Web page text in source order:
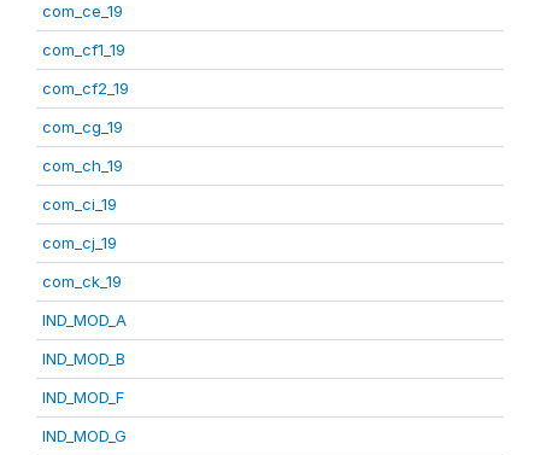
com_ce_19
com_cf1_19
com_cf2_19
com_cg_19
com_ch_19
com_ci_19
com_cj_19
com_ck_19
IND_MOD_A
IND_MOD_B
IND_MOD_F
IND_MOD_G